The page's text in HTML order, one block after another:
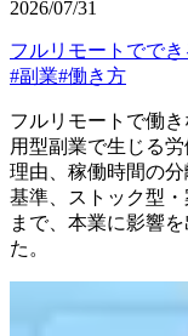
2026/07/31
フルリモートでで
#副業#働き方
フルリモートで働
用型副業で生じる
理由、稼働時間の
基準、ストック型
まで、本業に影響
た。